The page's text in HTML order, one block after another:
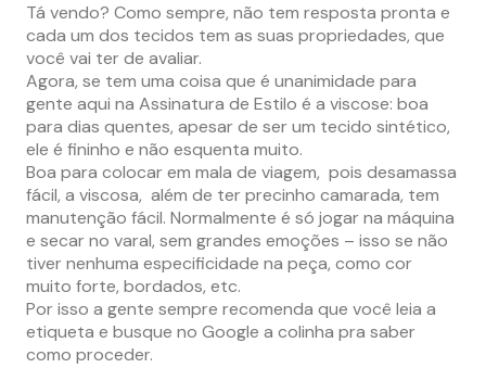
Tá vendo? Como sempre, não tem resposta pronta e
cada um dos tecidos tem as suas propriedades, que
você vai ter de avaliar.
Agora, se tem uma coisa que é unanimidade para
gente aqui na Assinatura de Estilo é a viscose: boa
para dias quentes, apesar de ser um tecido sintético,
ele é fininho e não esquenta muito.
Boa para colocar em mala de viagem, pois desamassa
fácil, a viscosa, além de ter precinho camarada, tem
manutenção fácil. Normalmente é só jogar na máquina
e secar no varal, sem grandes emoções – isso se não
tiver nenhuma especificidade na peça, como cor
muito forte, bordados, etc.
Por isso a gente sempre recomenda que você leia a
etiqueta e busque no Google a colinha pra saber
como proceder.